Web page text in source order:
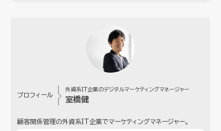
プロフィール
外資系IT企業のデジタルマーケティングマネージャー
室橋健
顧客関係管理の外資系IT企業でマーケティングマネージャー。